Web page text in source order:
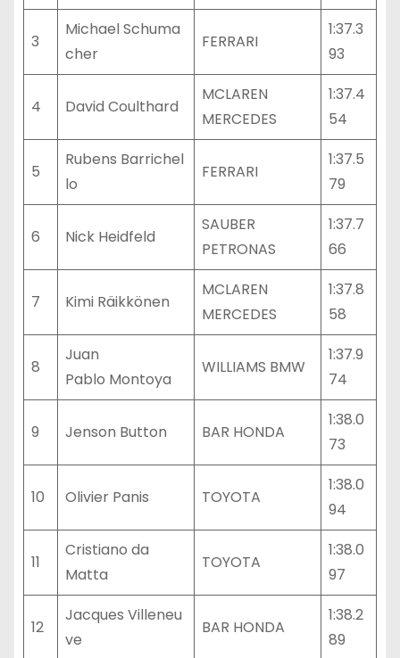
3
Michael Schuma
cher
FERRARI
1:37.3
93
4 David Coulthard
MCLAREN
MERCEDES
1:37.4
54
5
Rubens Barrichel
lo
FERRARI
1:37.5
79
6 Nick Heidfeld
SAUBER
PETRONAS
1:37.7
66
7 Kimi Räikkönen
MCLAREN
MERCEDES
1:37.8
58
8
Juan
Pablo Montoya
WILLIAMS BMW
1:37.9
74
9 Jenson Button BAR HONDA
1:38.0
73
10 Olivier Panis TOYOTA
1:38.0
94
11
Cristiano da
Matta
TOYOTA
1:38.0
97
12
Jacques Villeneu
ve
BAR HONDA
1:38.2
89